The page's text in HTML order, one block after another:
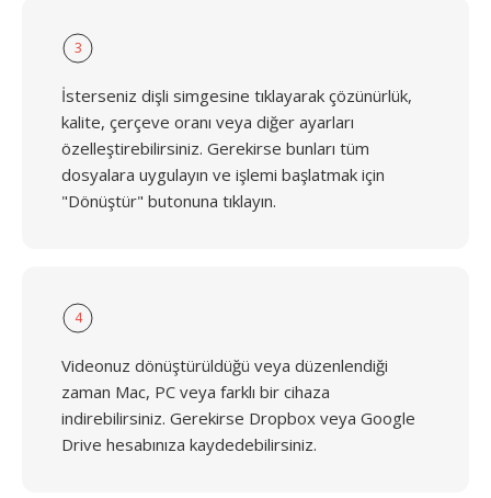
3
İsterseniz dişli simgesine tıklayarak çözünürlük,
kalite, çerçeve oranı veya diğer ayarları
özelleştirebilirsiniz. Gerekirse bunları tüm
dosyalara uygulayın ve işlemi başlatmak için
"Dönüştür" butonuna tıklayın.
4
Videonuz dönüştürüldüğü veya düzenlendiği
zaman Mac, PC veya farklı bir cihaza
indirebilirsiniz. Gerekirse Dropbox veya Google
Drive hesabınıza kaydedebilirsiniz.